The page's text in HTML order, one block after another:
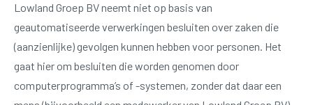
Lowland Groep BV neemt niet op basis van
geautomatiseerde verwerkingen besluiten over zaken die
(aanzienlijke) gevolgen kunnen hebben voor personen. Het
gaat hier om besluiten die worden genomen door
computerprogramma’s of -systemen, zonder dat daar een